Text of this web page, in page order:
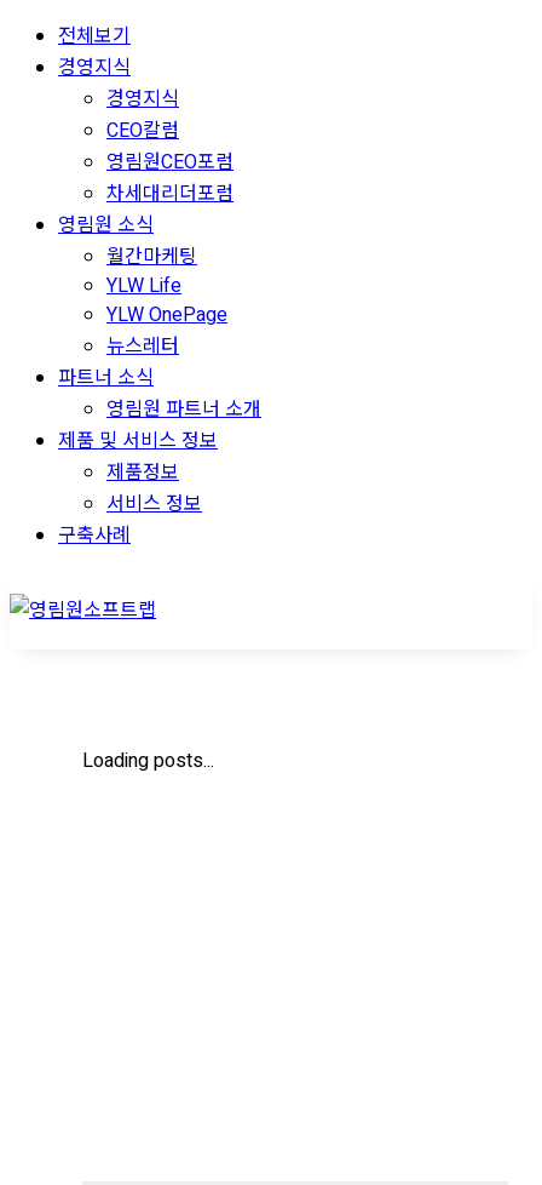
전체보기
경영지식
경영지식
CEO칼럼
영림원CEO포럼
차세대리더포럼
영림원 소식
월간마케팅
YLW Life
YLW OnePage
뉴스레터
파트너 소식
영림원 파트너 소개
제품 및 서비스 정보
제품정보
서비스 정보
구축사례
Loading posts...